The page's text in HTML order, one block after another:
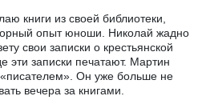
книги из своей библиотеки,
опыт юноши. Николай жадно
свои записки о крестьянской
эти записки печатают. Мартин
Он уже больше не
вечера за книгами.